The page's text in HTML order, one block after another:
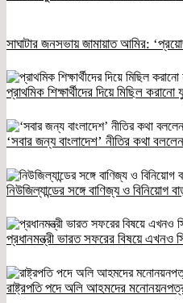
সাঘাটার জনসভায় জামায়াত আমির:
প্রাথমিক শিক্ষার্থীদের দিয়ে মিছিল
‘সবার জন্য বাংলাদেশ’ নীতির কথা বললেন
নিউজিল্যান্ডের সঙ্গে বাণিজ্য ও বিনিয়োগ
প্রধানমন্ত্রী ভারত সফরের বিষয়ে এখনও
রাষ্ট্রপতি পদে অলি আহমদের